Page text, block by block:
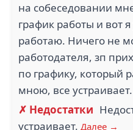
на собеседовании
график работы и вот
работаю. Ничего не
работодателя, зп
по графику, который
мною, все устраивает.
✗ Недостатки
устраивает. Далее →